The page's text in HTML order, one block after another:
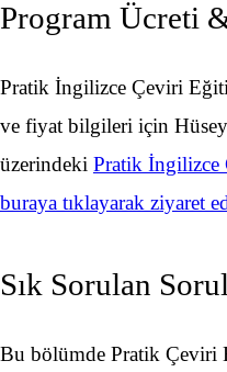
Program Ücreti
Pratik İngilizce Çeviri
ve fiyat bilgileri için
üzerindeki Pratik İngilizce
buraya tıklayarak ziyaret
Sık Sorulan
Bu bölümde Pratik